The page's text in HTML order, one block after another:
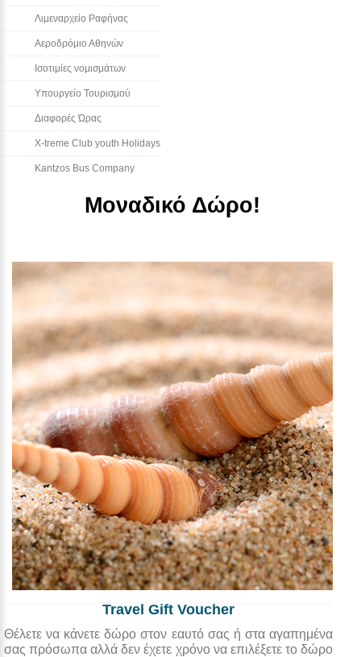
Λιμεναρχείο Ραφήνας
Αεροδρόμιο Αθηνών
Ισοτιμίες νομισμάτων
Υπουργείο Τουρισμού
Διαφορές Ώρας
Χ-treme Club youth Holidays
Kantzos Bus Company
Μοναδικό Δώρο!
Travel Gift Voucher
Θέλετε να κάνετε δώρο στον εαυτό σας ή στα αγαπημένα
σας πρόσωπα αλλά δεν έχετε χρόνο να επιλέξετε το δώρο